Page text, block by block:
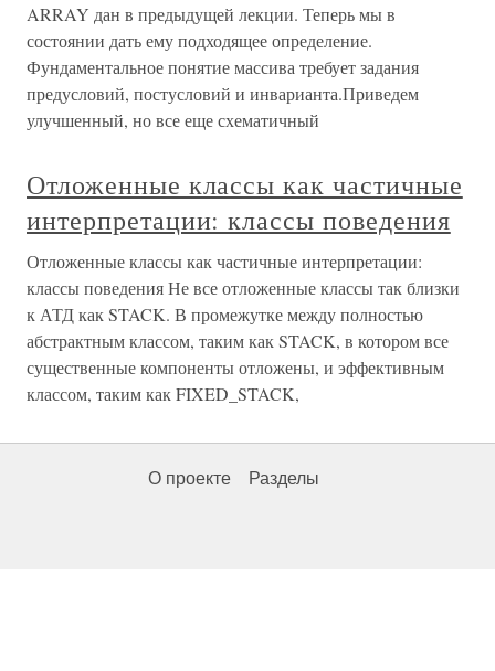
ARRAY дан в предыдущей лекции. Теперь мы в
состоянии дать ему подходящее определение.
Фундаментальное понятие массива требует задания
предусловий, постусловий и инварианта.Приведем
улучшенный, но все еще схематичный
Отложенные классы как частичные
интерпретации: классы поведения
Отложенные классы как частичные интерпретации:
классы поведения Не все отложенные классы так близки
к АТД как STACK. В промежутке между полностью
абстрактным классом, таким как STACK, в котором все
существенные компоненты отложены, и эффективным
классом, таким как FIXED_STACK,
О проекте Разделы